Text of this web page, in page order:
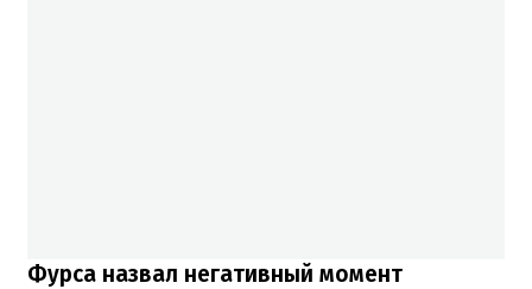
Фурса назвал негативный момент